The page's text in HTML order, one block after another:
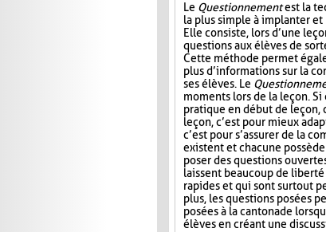
Le Questionnementest la
la plus simple à implanter
Elle consiste, lors d’une
questions aux élèves de
Cette méthode permet
plus d’informations sur la
ses élèves. Le
moments lors de la leçon.
pratique en début de leçon,
leçon, c’est pour mieux
c’est pour s’assurer de la
existent et chacune
poser des questions
laissent beaucoup de liberté
rapides et qui sont surtout
plus, les questions posées
posées à la cantonade
élèves en créant une